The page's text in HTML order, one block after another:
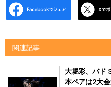
関連記事
大堀彩、バド
本ペアは2大